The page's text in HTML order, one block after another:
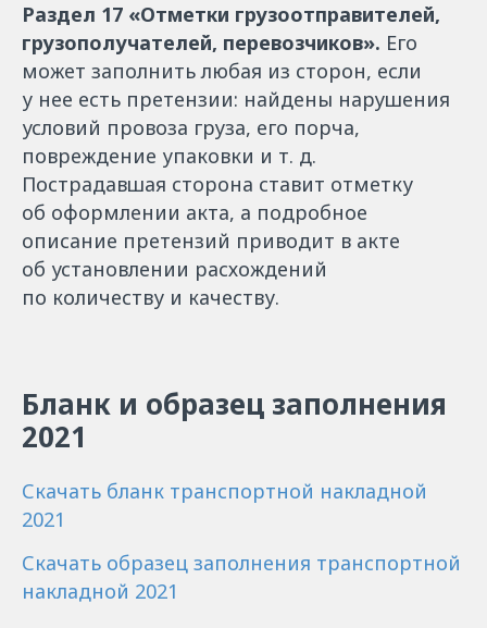
Раздел 17 «Отметки грузоотправителей,
грузополучателей, перевозчиков». Его
может заполнить любая из сторон, если
у нее есть претензии: найдены нарушения
условий провоза груза, его порча,
повреждение упаковки и т. д.
Пострадавшая сторона ставит отметку
об оформлении акта, а подробное
описание претензий приводит в акте
об установлении расхождений
по количеству и качеству.
Бланк и образец заполнения
2021
Скачать бланк транспортной накладной
2021
Скачать образец заполнения транспортной
накладной 2021